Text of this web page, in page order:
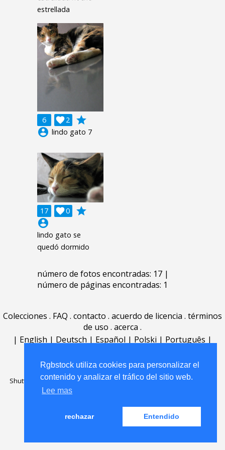
Rgbstock utiliza cookies para personalizar el
contenido y analizar el tráfico del sitio web.
Lee mas
rechazar Entendido
estrellada
6 2

grade
account_circle lindo gato 7
17 0

grade
account_circle
lindo gato se
quedó dormido
número de fotos encontradas: 17 |
número de páginas encontradas: 1
Colecciones . FAQ . contacto . acuerdo de licencia . términos
de uso . acerca .
| English | Deutsch | Español | Polski | Português |
Shutterstock official partner of RgbstockSaqurai AI official partner of